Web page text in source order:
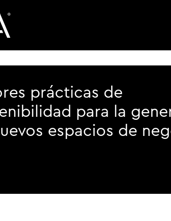
prácticas de
para la
espacios de